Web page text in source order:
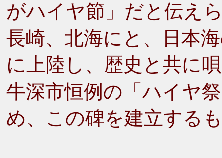
がハイヤ節」だと伝え
長崎、北海にと、日本
に上陸し、歴史と共に
牛深市恒例の「ハイヤ
め、この碑を建立する